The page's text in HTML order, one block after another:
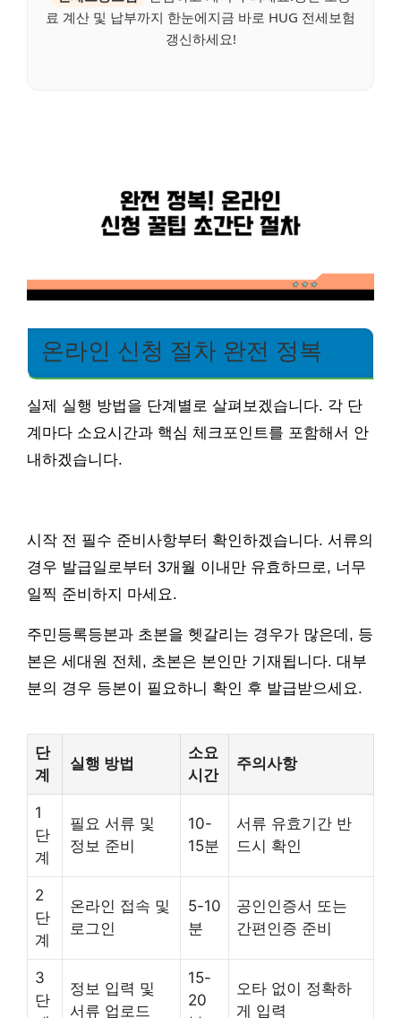
료 계산 및 납부까지 한눈에지금 바로 HUG 전세보험
갱신하세요!
온라인 신청 절차 완전 정복
실제 실행 방법을 단계별로 살펴보겠습니다. 각 단
계마다 소요시간과 핵심 체크포인트를 포함해서 안
내하겠습니다.
시작 전 필수 준비사항부터 확인하겠습니다. 서류의
경우 발급일로부터 3개월 이내만 유효하므로, 너무
일찍 준비하지 마세요.
주민등록등본과 초본을 헷갈리는 경우가 많은데, 등
본은 세대원 전체, 초본은 본인만 기재됩니다. 대부
분의 경우 등본이 필요하니 확인 후 발급받으세요.
단
계
실행 방법
소요
시간
주의사항
1
단
계
필요 서류 및
정보 준비
10-
15분
서류 유효기간 반
드시 확인
2
단
계
온라인 접속 및
로그인
5-10
분
공인인증서 또는
간편인증 준비
3
단
정보 입력 및
서류 업로드
15-
20
오타 없이 정확하
게 입력